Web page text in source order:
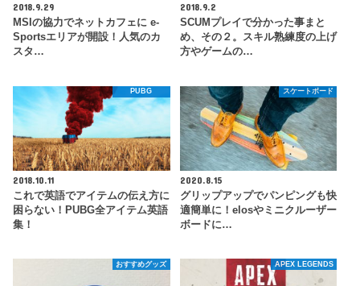
2018.9.29
MSIの協力でネットカフェに e-
Sportsエリアが開設！人気のカ
スタ…
2018.9.2
SCUMプレイで分かった事まと
め、その２。スキル熟練度の上げ
方やゲームの…
PUBG
2018.10.11
これで英語でアイテムの伝え方に
困らない！PUBG全アイテム英語
集！
スケートボード
2020.8.15
グリップアップでパンピングも快
適簡単に！elosやミニクルーザー
ボードに…
おすすめグッズ APEX LEGENDS